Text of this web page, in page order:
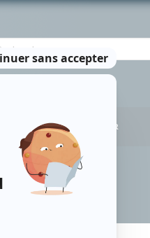
NOUS CONTACTER